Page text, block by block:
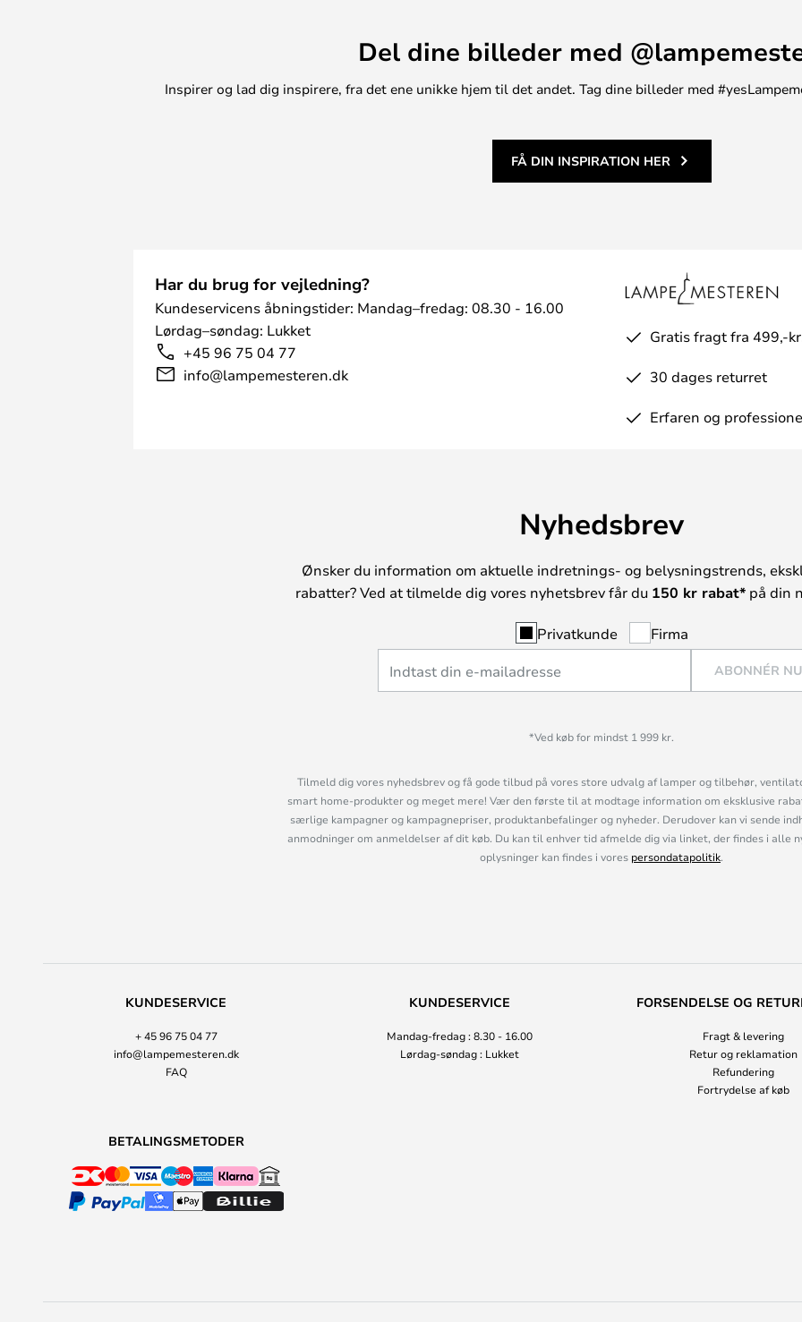
Del dine billeder med
Inspirer og lad dig inspirere, fra det ene unikke hjem til det andet. Tag dine billeder med
FÅ DIN INSPIRATION HER
Har du brug for vejledning?
Kundeservicens åbningstider: Mandag–fredag: 08.30 - 16.00
Lørdag–søndag: Lukket
+45 96 75 04 77
info@lampemesteren.dk
Gratis fragt fra 499,-
30 dages returret
Erfaren og
Nyhedsbrev
Ønsker du information om aktuelle indretnings- og belysningstrends,
rabatter? Ved at tilmelde dig vores nyhetsbrev får du 150 kr rabat*på din
Privatkunde Firma
ABONNÉR NU
*Ved køb for mindst 1 999 kr.
Tilmeld dig vores nyhedsbrev og få gode tilbud på vores store udvalg af lamper og tilbehør,
smart home-produkter og meget mere! Vær den første til at modtage information om eksklusive
særlige kampagner og kampagnepriser, produktanbefalinger og nyheder. Derudover kan vi sende
anmodninger om anmeldelser af dit køb. Du kan til enhver tid afmelde dig via linket, der findes i alle
oplysninger kan findes i vores persondatapolitik.
KUNDESERVICE
+ 45 96 75 04 77
info@lampemesteren.dk
FAQ
KUNDESERVICE
Mandag-fredag : 8.30 - 16.00
Lørdag-søndag : Lukket
FORSENDELSE OG
Fragt & levering
Retur og reklamation
Refundering
Fortrydelse af køb
BETALINGSMETODER